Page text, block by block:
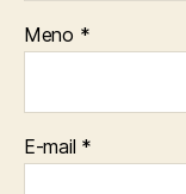
Meno *
E-mail *